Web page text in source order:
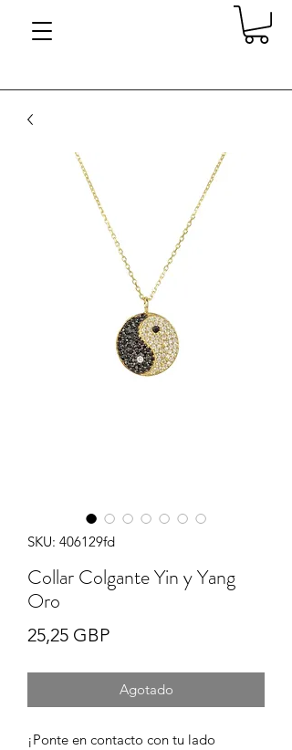
SKU: 406129fd
Collar Colgante Yin y Yang
Oro
25,25 GBPPrecio
Agotado
¡Ponte en contacto con tu lado